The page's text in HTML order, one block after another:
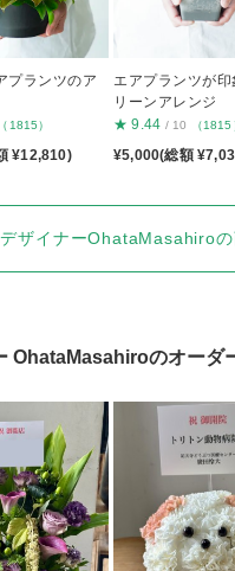
プランツのア
（1815）
¥12,810)
エアプランツが
リーンアレンジ
★ 9.44 / 10 （1815
¥5,000(総額
デザイナーOhataMasahiroの
OhataMasahiroのオーダ